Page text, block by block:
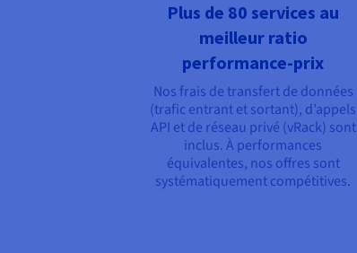
Plus de 80 services au
meilleur ratio
performance-prix
Nos frais de transfert de données
(trafic entrant et sortant), d’appels
API et de réseau privé (vRack) sont
inclus. À performances
équivalentes, nos offres sont
systématiquement compétitives.